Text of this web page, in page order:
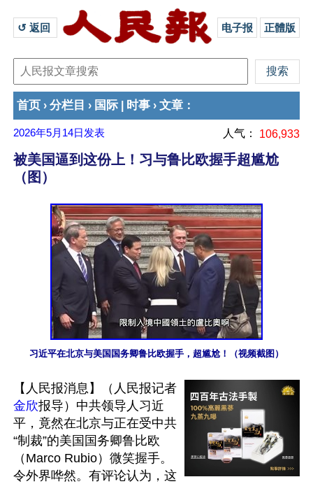
↺ 返回 电子报 正體版
首页 › 分栏目 › 国际 时事 › 文章 ：
2026年5月14日 发表 人气： 106,933
被美国逼到这份上！习与鲁比欧握手超尴尬
（图）
习近平在北京与美国国务卿鲁比欧握手，超尴尬！（视频截图）
【人民报消息】（人民报记者
金欣报导）中共领导人习近
平，竟然在北京与正在受中共
“制裁”的美国国务卿鲁比欧
（Marco Rubio）微笑握手。
令外界哗然。有评论认为，这